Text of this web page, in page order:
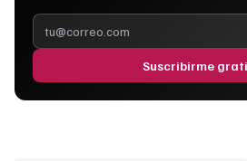
Suscribirme